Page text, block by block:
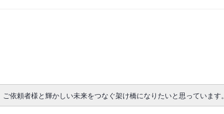
依頼者様と輝かしい未来をつなぐ架け橋になりたいと思っています。